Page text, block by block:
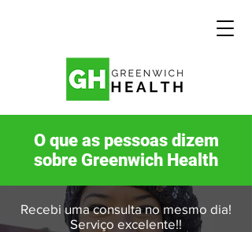
O que as pessoas dizem
sobre Greenwich Health
Recebi uma consulta no mesmo dia!
Serviço excelente!!